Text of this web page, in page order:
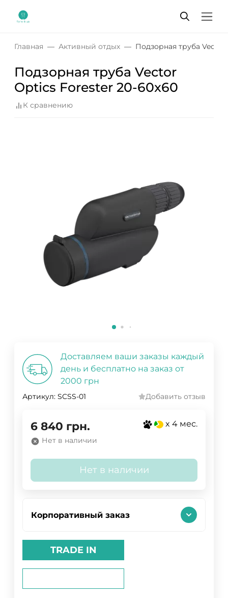
Главная Активный отдых Подзорная труба
Подзорная труба Vector
Optics Forester 20-60x60
К сравнению
Доставляем ваши заказы каждый
день и бесплатно на заказ от
2000 грн
Артикул: SCSS-01 Добавить отзыв
6 840 грн. x 4 мес.
Нет в наличии
Нет в наличии
Корпоративный заказ
TRADE IN